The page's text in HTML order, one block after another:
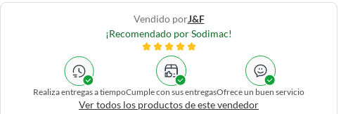
Vendido porJ&f
¡Recomendado por Sodimac!
Realiza entregas a tiempoCumple con sus entregasOfrece un buen servicio
Ver todos los productos de este vendedor